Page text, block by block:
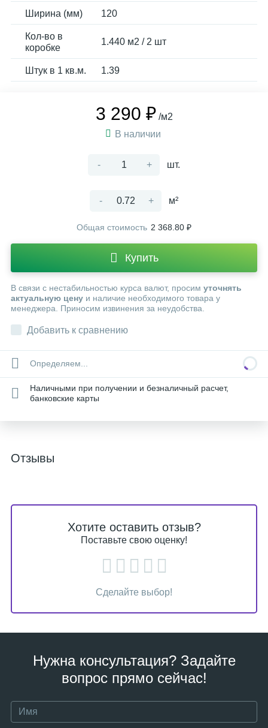
Ширина (мм) 120
Кол-во в
коробке
1.440 м2 / 2 шт
Штук в 1 кв.м. 1.39
3 290 ₽ /м2
В наличии
- + шт.
- + м²
Общая стоимость 2 368.80 ₽
Купить
В связи с нестабильностью курса валют, просим уточнять
актуальную цену и наличие необходимого товара у
менеджера. Приносим извинения за неудобства.
Добавить к сравнению
Определяем...
Наличными при получении и безналичный расчет,
банковские карты
Отзывы
Хотите оставить отзыв?
Поставьте свою оценку!
Сделайте выбор!
Нужна консультация? Задайте
вопрос прямо сейчас!